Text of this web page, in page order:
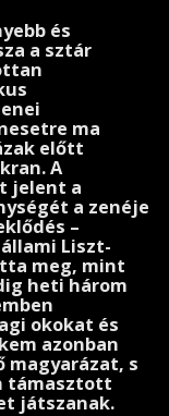
és
a sztár
ma
előtt
A
jelent a
a zenéje
–
Liszt-
meg, mint
heti három
okokat és
azonban
magyarázat, s
tá­masztott
játszanak.